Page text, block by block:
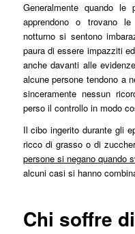
Generalmente quando
apprendono o trovano
notturno si sentono
paura di essere impazziti
anche davanti alle
alcune persone tendono a
sinceramente nessun
perso il controllo in modo
Il cibo ingerito durante gli
ricco di grasso o di
persone si negano quando
alcuni casi si hanno
Chi soffre